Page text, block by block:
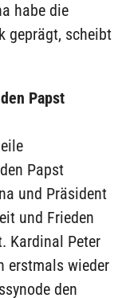
habe die
geprägt, scheibt
Papst
Papst
und Präsident
und Frieden
Kardinal Peter
erstmals wieder
den